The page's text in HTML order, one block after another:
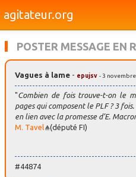
agitateur.org
Bourges & le Cher
Culture
Médias
POSTER MESSAGE EN
Vagues à lame - epujsv - 3
"Combien de fois trouve-t-on le
pages qui composent le PLF ? 3
en lien avec la promesse d’E.
M. Tavel
(député FI)
#44874